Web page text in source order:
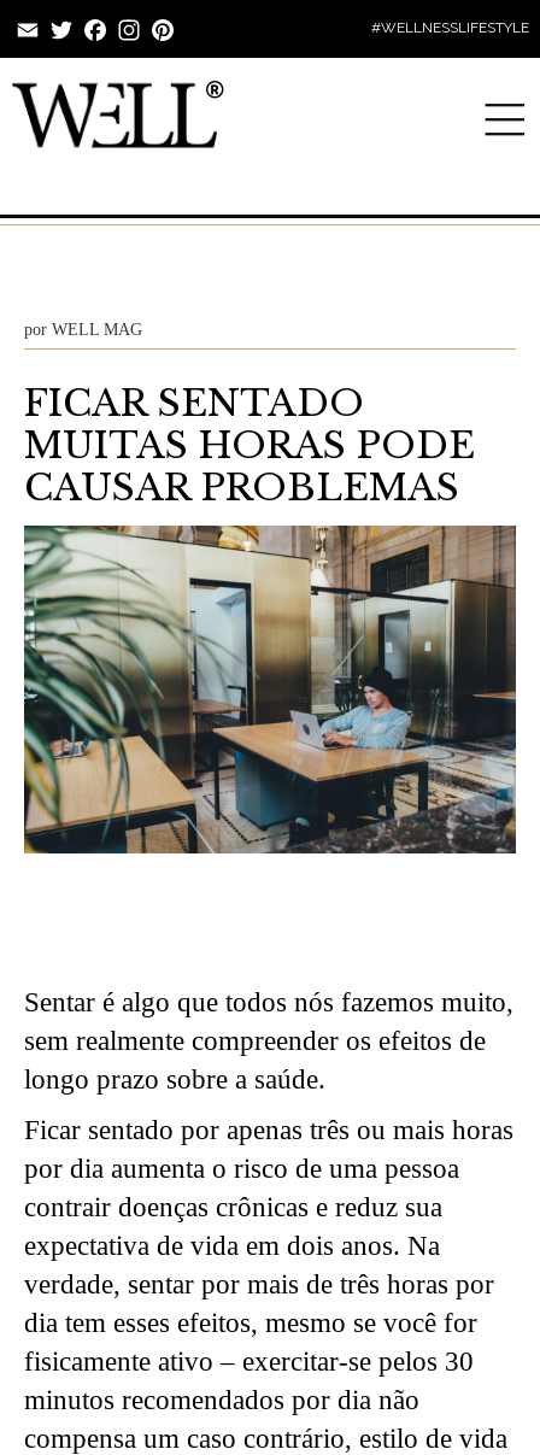
EmailTwitterFacebookInstagram #WELLNESSLIFESTYLE
por WELL MAG
FICAR SENTADO
MUITAS HORAS PODE
CAUSAR PROBLEMAS
Sentar é algo que todos nós fazemos muito,
sem realmente compreender os efeitos de
longo prazo sobre a saúde.
Ficar sentado por apenas três ou mais horas
por dia aumenta o risco de uma pessoa
contrair doenças crônicas e reduz sua
expectativa de vida em dois anos. Na
verdade, sentar por mais de três horas por
dia tem esses efeitos, mesmo se você for
fisicamente ativo – exercitar-se pelos 30
minutos recomendados por dia não
compensa um caso contrário, estilo de vida